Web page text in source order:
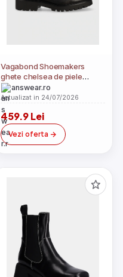
Vagabond Shoemakers
ghete chelsea de piele
Kenova
answear.ro
Actualizat in 24/07/2026
459.9 Lei
Vezi oferta